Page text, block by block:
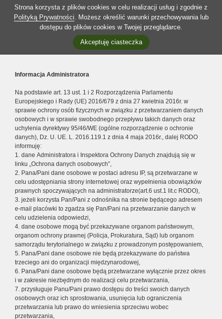
Strona korzysta z plików cookies w celu realizacji usług i zgodnie z
Polityką Prywatności. Możesz określić warunki przechowywania lub
dostępu do plików cookies w Twojej przeglądarce.
Akceptuję ciasteczka
Informacja Administratora
Na podstawie art. 13 ust. 1 i 2 Rozporządzenia Parlamentu
Europejskiego i Rady (UE) 2016/679 z dnia 27 kwietnia 2016r. w
sprawie ochrony osób fizycznych w związku z przetwarzaniem danych
osobowych i w sprawie swobodnego przepływu takich danych oraz
uchylenia dyrektywy 95/46/WE (ogólne rozporządzenie o ochronie
danych), Dz. U. UE. L. 2016.119.1 z dnia 4 maja 2016r., dalej RODO
informuję:
1. dane Administratora i Inspektora Ochrony Danych znajdują się w
linku „Ochrona danych osobowych”,
2. Pana/Pani dane osobowe w postaci adresu IP, są przetwarzane w
celu udostępniania strony internetowej oraz wypełnienia obowiązków
prawnych spoczywających na administratorze(art.6 ust.1 lit.c RODO),
3. jeżeli korzysta Pan/Pani z odnośnika na stronie będącego adresem
e-mail placówki to zgadza się Pan/Pani na przetwarzanie danych w
celu udzielenia odpowiedzi,
4. dane osobowe mogą być przekazywane organom państwowym,
organom ochrony prawnej (Policja, Prokuratura, Sąd) lub organom
samorządu terytorialnego w związku z prowadzonym postępowaniem,
5. Pana/Pani dane osobowe nie będą przekazywane do państwa
trzeciego ani do organizacji międzynarodowej,
6. Pana/Pani dane osobowe będą przetwarzane wyłącznie przez okres
i w zakresie niezbędnym do realizacji celu przetwarzania,
7. przysługuje Panu/Pani prawo dostępu do treści swoich danych
osobowych oraz ich sprostowania, usunięcia lub ograniczenia
przetwarzania lub prawo do wniesienia sprzeciwu wobec
przetwarzania,